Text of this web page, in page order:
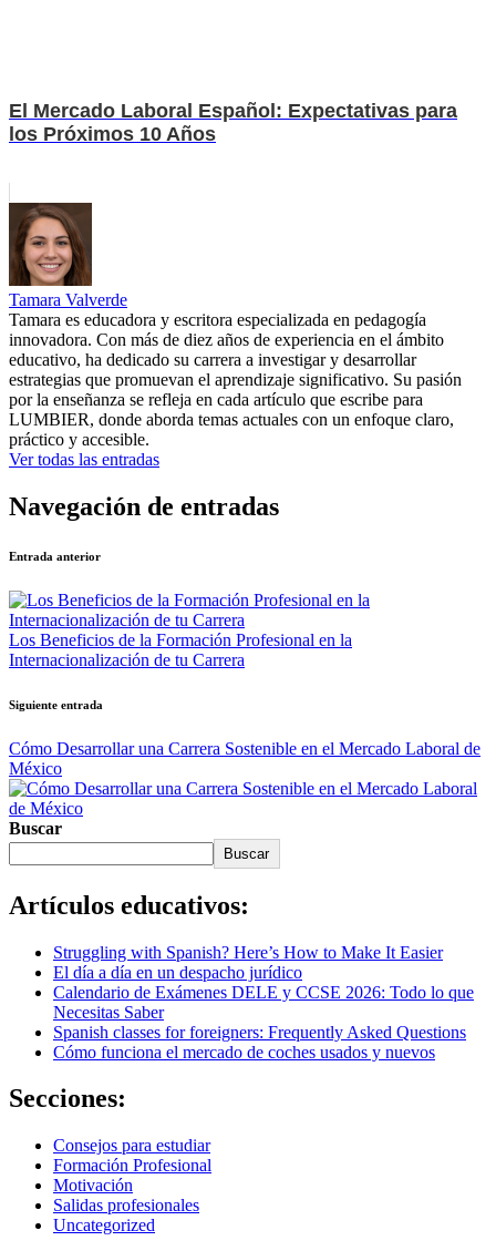
El Mercado Laboral Español: Expectativas para
los Próximos 10 Años
Tamara Valverde
Tamara es educadora y escritora especializada en pedagogía
innovadora. Con más de diez años de experiencia en el ámbito
educativo, ha dedicado su carrera a investigar y desarrollar
estrategias que promuevan el aprendizaje significativo. Su pasión
por la enseñanza se refleja en cada artículo que escribe para
LUMBIER, donde aborda temas actuales con un enfoque claro,
práctico y accesible.
Ver todas las entradas
Navegación de entradas
Entrada anterior
Los Beneficios de la Formación Profesional en la
Internacionalización de tu Carrera
Siguiente entrada
Cómo Desarrollar una Carrera Sostenible en el Mercado Laboral de
México
Buscar
Buscar
Artículos educativos:
Struggling with Spanish? Here’s How to Make It Easier
El día a día en un despacho jurídico
Calendario de Exámenes DELE y CCSE 2026: Todo lo que
Necesitas Saber
Spanish classes for foreigners: Frequently Asked Questions
Cómo funciona el mercado de coches usados y nuevos
Secciones:
Consejos para estudiar
Formación Profesional
Motivación
Salidas profesionales
Uncategorized